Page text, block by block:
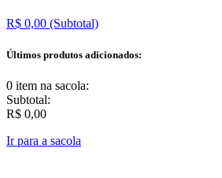
R$ 0,00 (Subtotal)
Últimos produtos adicionados:
0 item na sacola:
Subtotal:
R$ 0,00
Ir para a sacola